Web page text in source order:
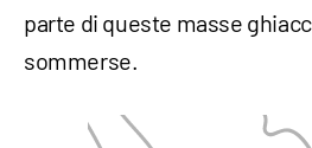
parte di queste masse
sommerse.